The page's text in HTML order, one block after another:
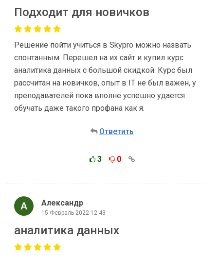
Подходит для новичков
Решение пойти учиться в Skypro можно назвать
спонтанным. Перешел на их сайт и купил курс
аналитика данных с большой скидкой. Курс был
рассчитан на новичков, опыт в IT не был важен, у
преподавателей пока вполне успешно удается
обучать даже такого профана как я.
Ответить
3 0
Александр
15 Февраль 2022 12:43
аналитика данных